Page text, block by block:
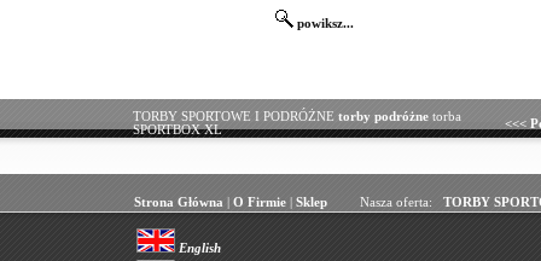
powiksz...
TORBY SPORTOWE I PODRÓŻNE torby podróżne torba
SPORTBOX XL
<<<
Strona Główna O Firmie Sklep Nasza oferta: TORBY
English